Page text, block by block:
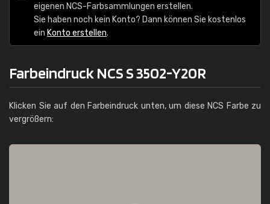
eigenen NCS-Farbsammlungen erstellen.
Sie haben noch kein Konto? Dann können Sie kostenlos
ein Konto erstellen.
Farbeindruck NCS S 3502-Y20R
Klicken Sie auf den Farbeindruck unten, um diese NCS Farbe zu
vergrößern: